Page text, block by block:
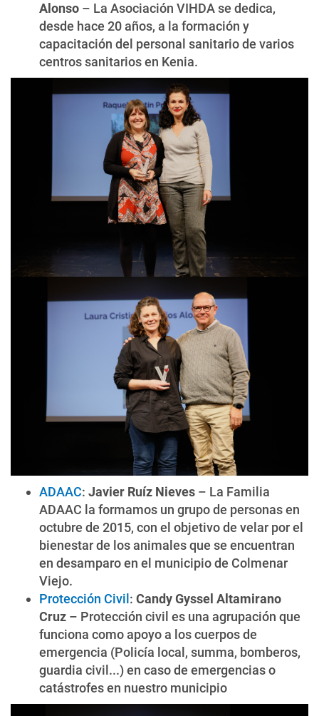
Alonso – La Asociación VIHDA se dedica,
desde hace 20 años, a la formación y
capacitación del personal sanitario de varios
centros sanitarios en Kenia.
ADAAC: Javier Ruíz Nieves – La Familia
ADAAC la formamos un grupo de personas en
octubre de 2015, con el objetivo de velar por el
bienestar de los animales que se encuentran
en desamparo en el municipio de Colmenar
Viejo.
Protección Civil : Candy Gyssel Altamirano
Cruz – Protección civil es una agrupación que
funciona como apoyo a los cuerpos de
emergencia (Policía local, summa, bomberos,
guardia civil...) en caso de emergencias o
catástrofes en nuestro municipio